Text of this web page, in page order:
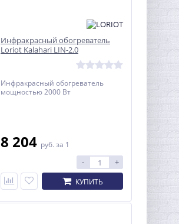
Инфракрасный обогреватель
Loriot Kalahari LIN-2.0
Инфракрасный обогреватель
мощностью 2000 Вт
8 204 руб. за 1
- +
КУПИТЬ